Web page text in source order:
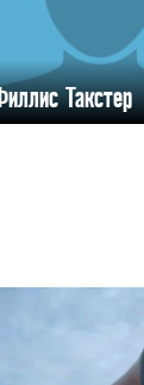
Такстер